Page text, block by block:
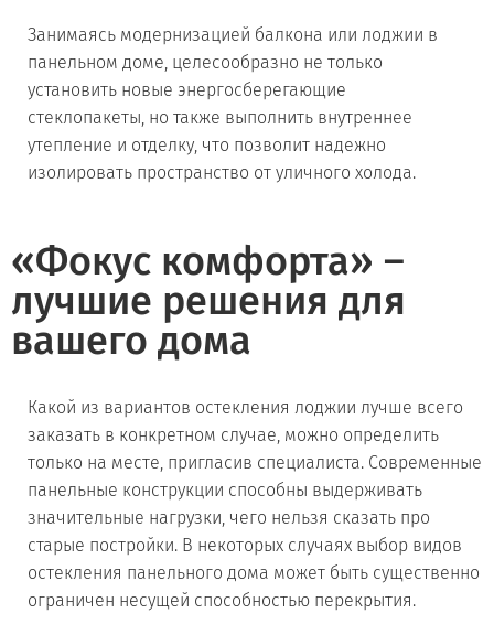
Занимаясь модернизацией балкона или лоджии в
панельном доме, целесообразно не только
установить новые энергосберегающие
стеклопакеты, но также выполнить внутреннее
утепление и отделку, что позволит надежно
изолировать пространство от уличного холода.
«Фокус комфорта» –
лучшие решения для
вашего дома
Какой из вариантов остекления лоджии лучше всего
заказать в конкретном случае, можно определить
только на месте, пригласив специалиста. Современные
панельные конструкции способны выдерживать
значительные нагрузки, чего нельзя сказать про
старые постройки. В некоторых случаях выбор видов
остекления панельного дома может быть существенно
ограничен несущей способностью перекрытия.